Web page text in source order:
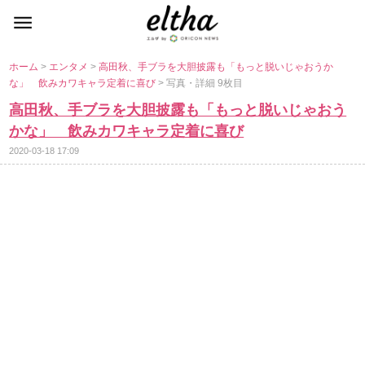
ホーム> エンタメ>高田秋、手ブラを大胆披露も「もっと脱いじゃおうか
な」 飲みカワキャラ定着に喜び> 写真・詳細 9枚目
高田秋、手ブラを大胆披露も「もっと脱いじゃおう
かな」 飲みカワキャラ定着に喜び
2020-03-18 17:09